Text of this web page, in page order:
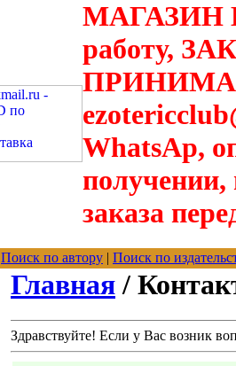
МАГАЗИН
работу,
WhatsAp,
получении,
заказа
Поиск по автору | Поиск по
Главная /
Здравствуйте! Если у Вас возник